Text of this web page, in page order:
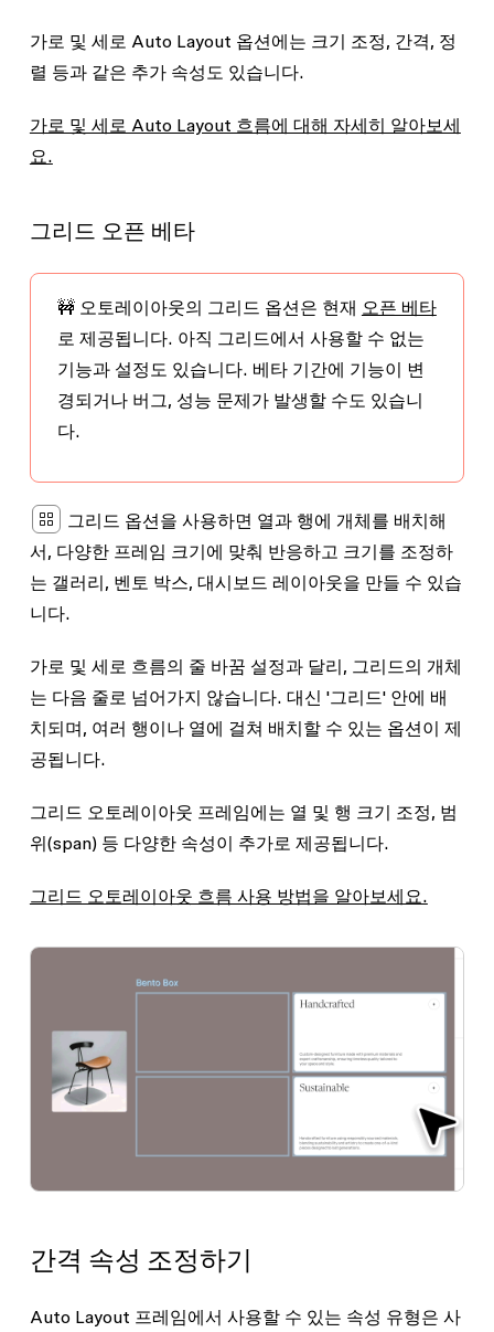
가로 및 세로 Auto Layout 옵션에는 크기 조정, 간격, 정
렬 등과 같은 추가 속성도 있습니다.
가로 및 세로 Auto Layout 흐름에 대해 자세히 알아보세
요.
그리드 오픈 베타
🚧 오토레이아웃의 그리드 옵션은 현재 오픈 베타
로 제공됩니다. 아직 그리드에서 사용할 수 없는
기능과 설정도 있습니다. 베타 기간에 기능이 변
경되거나 버그, 성능 문제가 발생할 수도 있습니
다.
그리드 옵션을 사용하면 열과 행에 개체를 배치해
서, 다양한 프레임 크기에 맞춰 반응하고 크기를 조정하
는 갤러리, 벤토 박스, 대시보드 레이아웃을 만들 수 있습
니다.
가로 및 세로 흐름의 줄 바꿈 설정과 달리, 그리드의 개체
는 다음 줄로 넘어가지 않습니다. 대신 '그리드' 안에 배
치되며, 여러 행이나 열에 걸쳐 배치할 수 있는 옵션이 제
공됩니다.
그리드 오토레이아웃 프레임에는 열 및 행 크기 조정, 범
위(span) 등 다양한 속성이 추가로 제공됩니다.
그리드 오토레이아웃 흐름 사용 방법을 알아보세요.
간격 속성 조정하기
Auto Layout 프레임에서 사용할 수 있는 속성 유형은 사